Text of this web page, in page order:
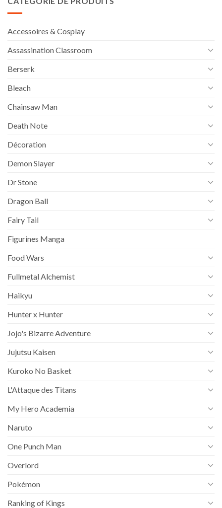
36,90€
Accessoires & Cosplay
Assassination Classroom
Berserk
Bleach
Chainsaw Man
Death Note
Décoration
Demon Slayer
Dr Stone
Dragon Ball
Fairy Tail
Figurines Manga
Food Wars
Fullmetal Alchemist
Haikyu
Hunter x Hunter
Jojo's Bizarre Adventure
Jujutsu Kaisen
Kuroko No Basket
L'Attaque des Titans
My Hero Academia
Naruto
One Punch Man
Overlord
Pokémon
Ranking of Kings